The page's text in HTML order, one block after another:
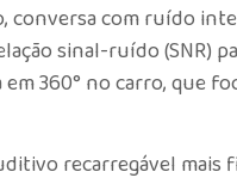
com ruído
sinal-ruído (SNR)
360° no carro, que
recarregável